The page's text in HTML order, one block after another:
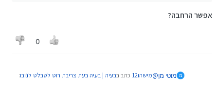
אפשר הרחבה?
0
מ מוטי מן@מישהו12 כתב בבעיה | בעיה בעת צריבת רוט לטבלט לנובו: